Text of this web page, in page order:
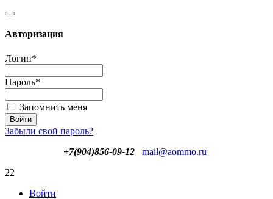
Авторизация
Логин*
Пароль*
Запомнить меня
Забыли свой пароль?
+7(904)856-09-12
mail@aommo.ru
22
Войти